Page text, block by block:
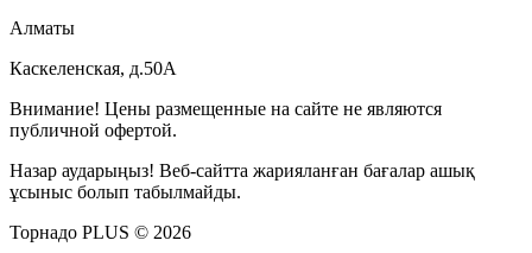
Алматы
Каскеленская, д.50А
Внимание! Цены размещенные на сайте не являются
публичной офертой.
Назар аударыңыз! Веб-сайтта жарияланған бағалар ашық
ұсыныс болып табылмайды.
Торнадо PLUS © 2026